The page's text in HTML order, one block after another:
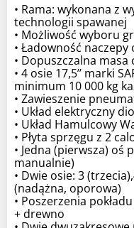
• Rama: wykonana z
technologii spawanej
• Możliwość wyboru
• Ładowność naczepy
• Dopuszczalna masa
• 4 osie 17,5’’ marki
minimum 10 000 kg
• Zawieszenie
• Układ elektryczny
• Układ Hamulcowy
• Płyta sprzęgu z 2
• Jedna (pierwsza)
manualnie)
• Dwie osie: 3
(nadążna, oporowa)
• Poszerzenia
+ drewno